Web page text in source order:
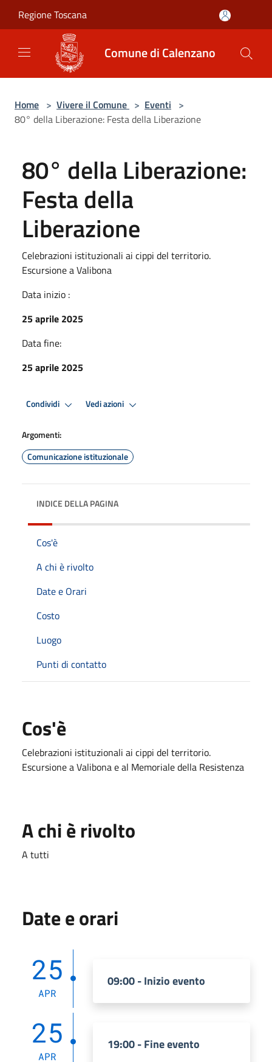
Regione Toscana
Comune di Calenzano
Home > Vivere il Comune > Eventi >
80° della Liberazione: Festa della Liberazione
80° della Liberazione:
Festa della
Liberazione
Celebrazioni istituzionali ai cippi del territorio.
Escursione a Valibona
Data inizio :
25 aprile 2025
Data fine:
25 aprile 2025
Condividi Vedi azioni
Argomenti:
Comunicazione istituzionale
INDICE DELLA PAGINA
Cos'è
A chi è rivolto
Date e Orari
Costo
Luogo
Punti di contatto
Cos'è
Celebrazioni istituzionali ai cippi del territorio.
Escursione a Valibona e al Memoriale della Resistenza
A chi è rivolto
A tutti
Date e orari
25
APR
09:00 - Inizio evento
25
APR
19:00 - Fine evento